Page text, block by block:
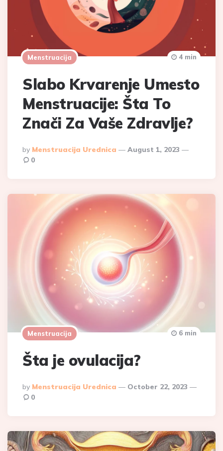
Menstruacija
Slabo Krvarenje Umesto
Menstruacije: Šta To
Znači Za Vaše Zdravlje?
Posted
By
By Menstruacija Urednica August 1, 2023
4 min
0
Menstruacija
Šta je ovulacija?
Posted
By
By Menstruacija Urednica October 22, 2023
6 min
0